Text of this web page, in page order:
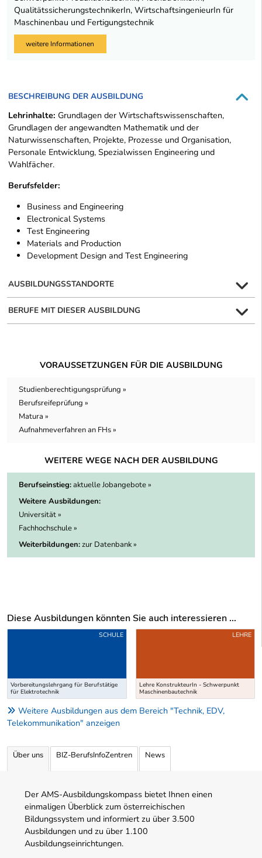
QualitätssicherungstechnikerIn, WirtschaftsingenieurIn für
Maschinenbau und Fertigungstechnik
weitere Informationen
BESCHREIBUNG DER AUSBILDUNG
Lehrinhalte: Grundlagen der Wirtschaftswissenschaften,
Grundlagen der angewandten Mathematik und der
Naturwissenschaften, Projekte, Prozesse und Organisation,
Personale Entwicklung, Spezialwissen Engineering und
Wahlfächer.
Berufsfelder:
Business and Engineering
Electronical Systems
Test Engineering
Materials and Production
Development Design and Test Engineering
AUSBILDUNGSSTANDORTE
BERUFE MIT DIESER AUSBILDUNG
VORAUSSETZUNGEN FÜR DIE AUSBILDUNG
Studienberechtigungsprüfung »
Berufsreifeprüfung »
Matura »
Aufnahmeverfahren an FHs »
WEITERE WEGE NACH DER AUSBILDUNG
Berufseinstieg:aktuelle Jobangebote »
Weitere Ausbildungen:
Universität »
Fachhochschule »
Weiterbildungen:zur Datenbank »
Diese Ausbildungen könnten Sie auch interessieren ...
Uber weitere Ausbildungsvorschläge
Vorbereitungslehrgang für Berufstätige
für Elektrotechnik
SCHULE
Lehre KonstrukteurIn - Schwerpunkt
Maschinenbautechnik
LEHRE
Weitere Ausbildungen aus dem Bereich "Technik, EDV,
Telekommunikation" anzeigen
Über uns BIZ-BerufsInfoZentren News
Der AMS-Ausbildungskompass bietet Ihnen einen
einmaligen Überblick zum österreichischen
Bildungssystem und informiert zu über 3.500
Ausbildungen und zu über 1.100
Ausbildungseinrichtungen.